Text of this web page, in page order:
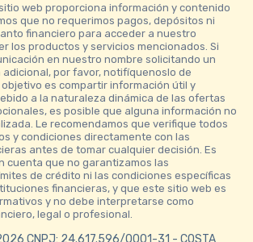
sitio web proporciona información y contenido
que no requerimos pagos, depósitos ni
financiero para acceder a nuestro
los productos y servicios mencionados. Si
en nuestro nombre solicitando un
por favor, notifíquenoslo de
es compartir información útil y
a la naturaleza dinámica de las ofertas
es posible que alguna información no
Le recomendamos que verifique todos
y condiciones directamente con las
antes de tomar cualquier decisión. Es
cuenta que no garantizamos las
de crédito ni las condiciones específicas
financieras, y que este sitio web es
y no debe interpretarse como
legal o profesional.
CNPJ: 24.617.596/0001-31 - COSTA